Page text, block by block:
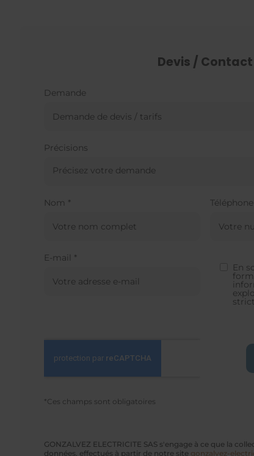
Devis / Contact
Demande
Précisions
Nom *
E-mail *
En
*Ces champs sont obligatoires
GONZALVEZ ELECTRICITE SAS s'engage à ce que la
données, effectués à partir de notre site gonzalvez-